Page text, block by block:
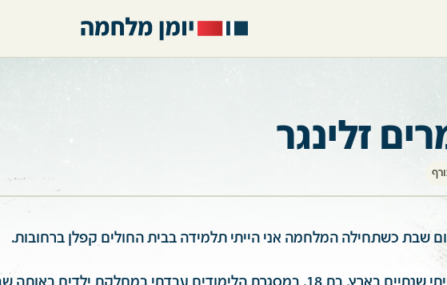
זלינגר
שבת כשתחילה המלחמה אני הייתי תלמידה בבית החולים קפלן ברחובות.